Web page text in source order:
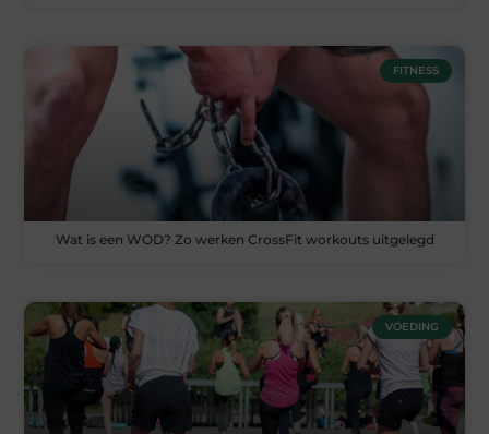
FITNESS
Wat is een WOD? Zo werken CrossFit workouts uitgelegd
VOEDING